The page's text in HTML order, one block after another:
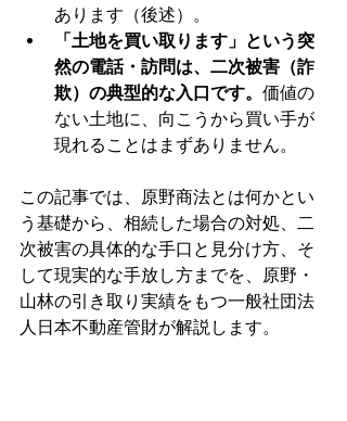
あります（後述）。
「土地を買い取ります」という突
然の電話・訪問は、二次被害（詐
欺）の典型的な入口です。 価値の
ない土地に、向こうから買い手が
現れることはまずありません。
この記事では、原野商法とは何かとい
う基礎から、相続した場合の対処、二
次被害の具体的な手口と見分け方、そ
して現実的な手放し方までを、原野・
山林の引き取り実績をもつ一般社団法
人日本不動産管財が解説します。